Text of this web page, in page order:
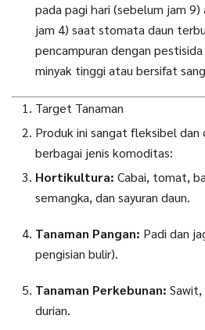
pada pagi hari (sebelum jam
jam 4) saat stomata daun
pencampuran dengan
minyak tinggi atau bersifat
Target Tanaman
Produk ini sangat fleksibel dan
berbagai jenis komoditas:
Hortikultura: Cabai, tomat,
semangka, dan sayuran daun.
Tanaman Pangan: Padi dan
pengisian bulir).
Tanaman Perkebunan:
durian.